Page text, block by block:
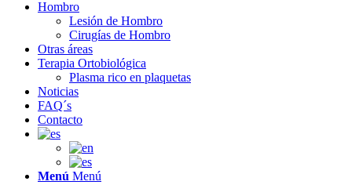
Hombro
Lesión de Hombro
Cirugías de Hombro
Otras áreas
Terapia Ortobiológica
Plasma rico en plaquetas
Noticias
FAQ´s
Contacto
Menú Menú